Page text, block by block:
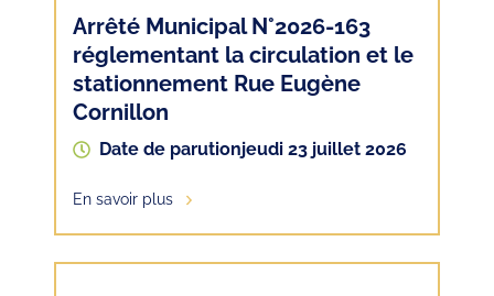
Arrêté Municipal N°2026-163
réglementant la circulation et le
stationnement Rue Eugène
Cornillon
Date de parutionjeudi 23 juillet 2026
En savoir plus